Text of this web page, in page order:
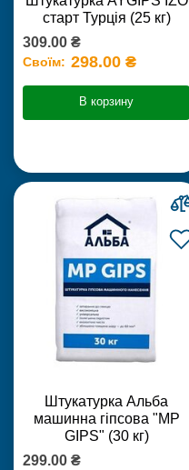
старт Турція (25 кг)
309.00 ₴
Своїм: 298.00 ₴
В корзину
Штукатурка Альба
машинна гіпсова "MP
GIPS" (30 кг)
299.00 ₴